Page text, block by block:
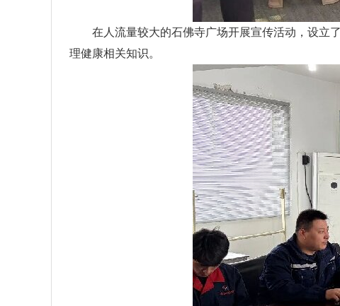
在人流量较大的石佛寺广场开展宣传活动，设立
理健康相关知识。